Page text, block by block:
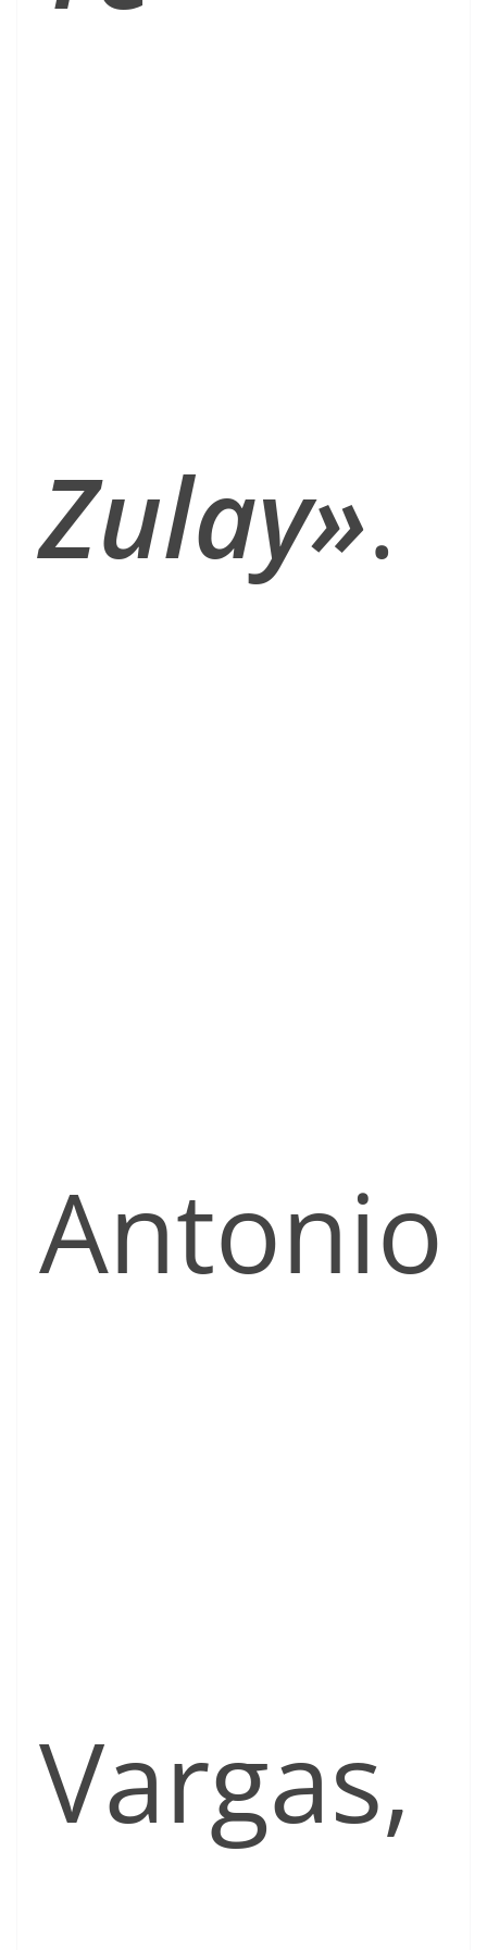
Zulay».
Antonio
Vargas,